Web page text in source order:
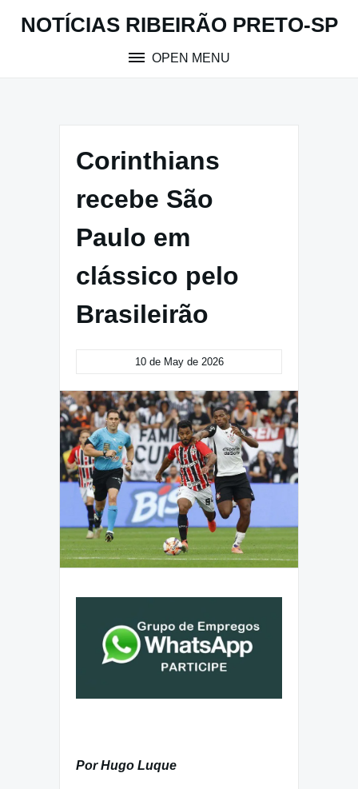
NOTÍCIAS RIBEIRÃO PRETO-SP
OPEN MENU
Corinthians
recebe São
Paulo em
clássico pelo
Brasileirão
10 de May de 2026
Por Hugo Luque